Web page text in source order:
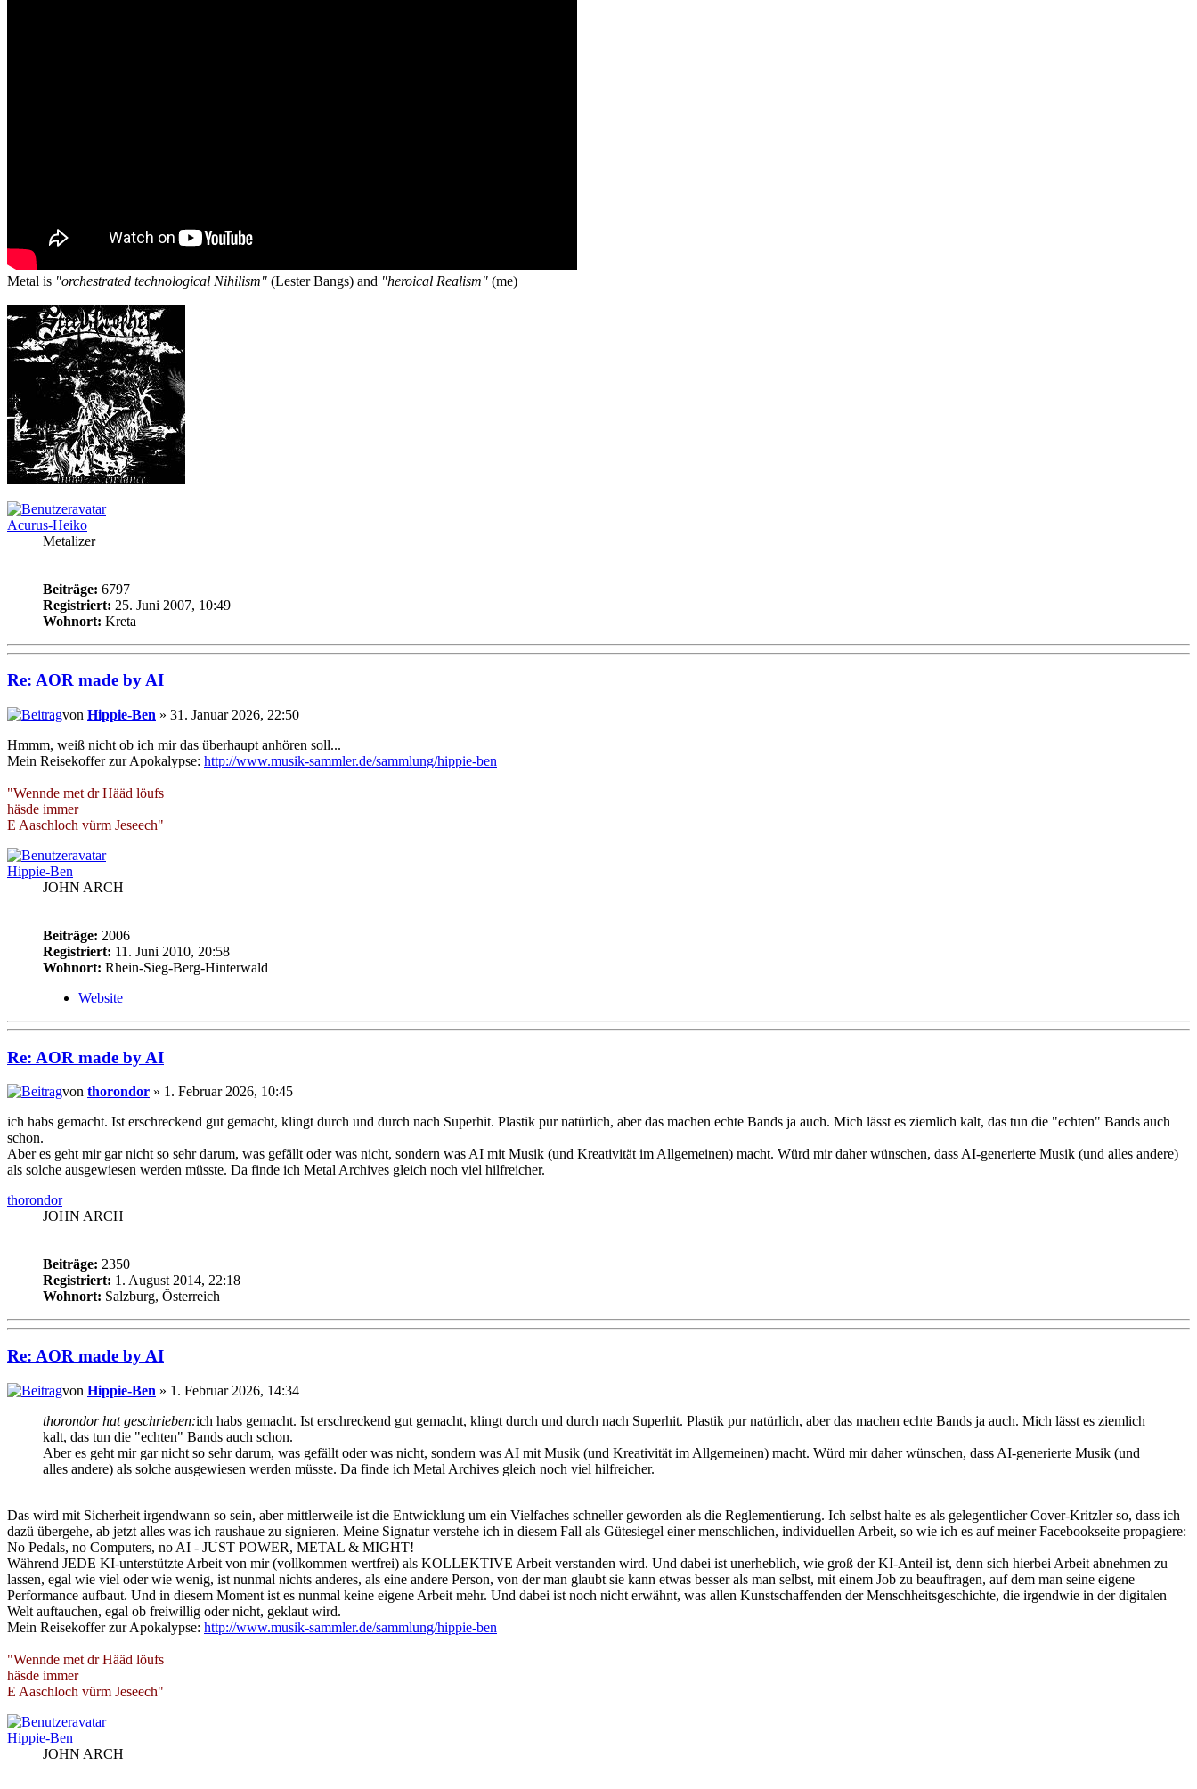
Metal is "orchestrated technological Nihilism" (Lester Bangs) and "heroical Realism" (me)
Acurus-Heiko
Metalizer
Beiträge: 6797
Registriert: 25. Juni 2007, 10:49
Wohnort: Kreta
Re: AOR made by AI
von Hippie-Ben » 31. Januar 2026, 22:50
Hmmm, weiß nicht ob ich mir das überhaupt anhören soll...
Mein Reisekoffer zur Apokalypse: http://www.musik-sammler.de/sammlung/hippie-ben
"Wennde met dr Hääd löufs
häsde immer
E Aaschloch vürm Jeseech"
Hippie-Ben
JOHN ARCH
Beiträge: 2006
Registriert: 11. Juni 2010, 20:58
Wohnort: Rhein-Sieg-Berg-Hinterwald
Website
Re: AOR made by AI
von thorondor » 1. Februar 2026, 10:45
ich habs gemacht. Ist erschreckend gut gemacht, klingt durch und durch nach Superhit. Plastik pur natürlich, aber das machen echte Bands ja auch. Mich lässt es ziemlich kalt, das tun die "echten" Bands auch
schon.
Aber es geht mir gar nicht so sehr darum, was gefällt oder was nicht, sondern was AI mit Musik (und Kreativität im Allgemeinen) macht. Würd mir daher wünschen, dass AI-generierte Musik (und alles andere)
als solche ausgewiesen werden müsste. Da finde ich Metal Archives gleich noch viel hilfreicher.
thorondor
JOHN ARCH
Beiträge: 2350
Registriert: 1. August 2014, 22:18
Wohnort: Salzburg, Österreich
Re: AOR made by AI
von Hippie-Ben » 1. Februar 2026, 14:34
thorondor hat geschrieben:ich habs gemacht. Ist erschreckend gut gemacht, klingt durch und durch nach Superhit. Plastik pur natürlich, aber das machen echte Bands ja auch. Mich lässt es ziemlich
kalt, das tun die "echten" Bands auch schon.
Aber es geht mir gar nicht so sehr darum, was gefällt oder was nicht, sondern was AI mit Musik (und Kreativität im Allgemeinen) macht. Würd mir daher wünschen, dass AI-generierte Musik (und
alles andere) als solche ausgewiesen werden müsste. Da finde ich Metal Archives gleich noch viel hilfreicher.
Das wird mit Sicherheit irgendwann so sein, aber mittlerweile ist die Entwicklung um ein Vielfaches schneller geworden als die Reglementierung. Ich selbst halte es als gelegentlicher Cover-Kritzler so, dass ich
dazü übergehe, ab jetzt alles was ich raushaue zu signieren. Meine Signatur verstehe ich in diesem Fall als Gütesiegel einer menschlichen, individuellen Arbeit, so wie ich es auf meiner Facebookseite propagiere:
No Pedals, no Computers, no AI - JUST POWER, METAL & MIGHT!
Während JEDE KI-unterstützte Arbeit von mir (vollkommen wertfrei) als KOLLEKTIVE Arbeit verstanden wird. Und dabei ist unerheblich, wie groß der KI-Anteil ist, denn sich hierbei Arbeit abnehmen zu
lassen, egal wie viel oder wie wenig, ist nunmal nichts anderes, als eine andere Person, von der man glaubt sie kann etwas besser als man selbst, mit einem Job zu beauftragen, auf dem man seine eigene
Performance aufbaut. Und in diesem Moment ist es nunmal keine eigene Arbeit mehr. Und dabei ist noch nicht erwähnt, was allen Kunstschaffenden der Menschheitsgeschichte, die irgendwie in der digitalen
Welt auftauchen, egal ob freiwillig oder nicht, geklaut wird.
Mein Reisekoffer zur Apokalypse: http://www.musik-sammler.de/sammlung/hippie-ben
"Wennde met dr Hääd löufs
häsde immer
E Aaschloch vürm Jeseech"
Hippie-Ben
JOHN ARCH